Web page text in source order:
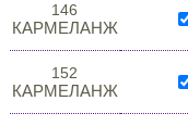
146
КАРМЕЛАНЖ
152
КАРМЕЛАНЖ